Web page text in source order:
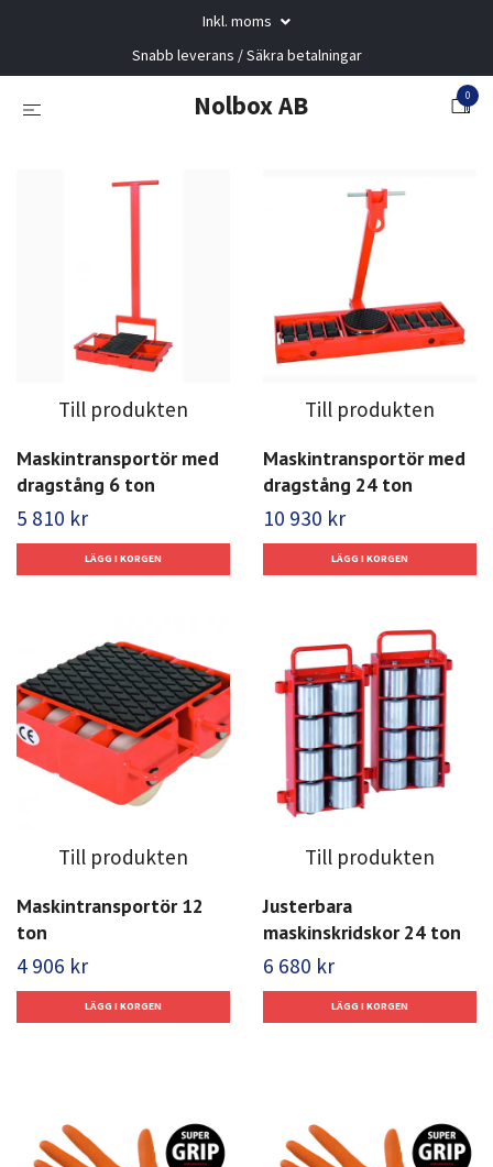
Inkl. moms
Snabb leverans / Säkra betalningar
Nolbox AB 0
Till produkten
Maskintransportör med
dragstång 6 ton
5 810 kr
Till produkten
Maskintransportör med
dragstång 24 ton
10 930 kr
Till produkten
Maskintransportör 12
ton
4 906 kr
Till produkten
Justerbara
maskinskridskor 24 ton
6 680 kr